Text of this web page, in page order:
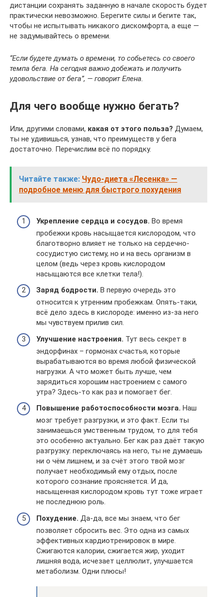
дистанции сохранять заданную в начале скорость будет
практически невозможно. Берегите силы и бегите так,
чтобы не испытывать никакого дискомфорта, а еще —
не задумывайтесь о времени.
“Если будете думать о времени, то собьетесь со своего
темпа бега. На сегодня важно добежать и получить
удовольствие от бега”, — говорит Елена.
Для чего вообще нужно бегать?
Или, другими словами, какая от этого польза? Думаем,
ты не удивишься, узнав, что преимуществ у бега
достаточно. Перечислим всё по порядку.
Читайте также: Чудо-диета «Лесенка» —
подробное меню для быстрого похудения
Укрепление сердца и сосудов. Во время
пробежки кровь насыщается кислородом, что
благотворно влияет не только на сердечно-
сосудистую систему, но и на весь организм в
целом (ведь через кровь кислородом
насыщаются все клетки тела!).
Заряд бодрости. В первую очередь это
относится к утренним пробежкам. Опять-таки,
всё дело здесь в кислороде: именно из-за него
мы чувствуем прилив сил.
Улучшение настроения. Тут весь секрет в
эндорфинах – гормонах счастья, которые
вырабатываются во время любой физической
нагрузки. А что может быть лучше, чем
зарядиться хорошим настроением с самого
утра? Здесь-то как раз и помогает бег.
Повышение работоспособности мозга. Наш
мозг требует разгрузки, и это факт. Если ты
занимаешься умственным трудом, то для тебя
это особенно актуально. Бег как раз даёт такую
разгрузку: переключаясь на него, ты не думаешь
ни о чём лишнем, и за счёт этого твой мозг
получает необходимый ему отдых, после
которого сознание проясняется. И да,
насыщенная кислородом кровь тут тоже играет
не последнюю роль.
Похудение. Да-да, все мы знаем, что бег
позволяет сбросить вес. Это одна из самых
эффективных кардиотренировок в мире.
Сжигаются калории, сжигается жир, уходит
лишняя вода, исчезает целлюлит, улучшается
метаболизм. Одни плюсы!